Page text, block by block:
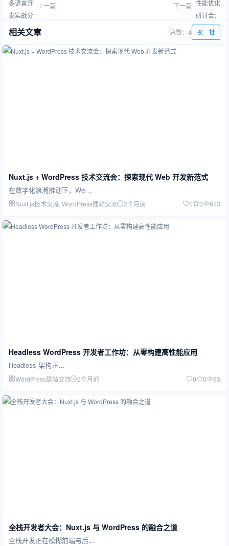
上一篇 下一篇
相关文章 总数：4 换一批
Nuxt.js + WordPress 技术交流会：探索现代 Web 开发新范式
在数字化浪潮推动下，We…
Nuxt.js技术交流 , WordPress建站交流 2个月前 0 0 973
Headless WordPress 开发者工作坊：从零构建高性能应用
Headless 架构正…
WordPress建站交流 2个月前 0 0 93
全栈开发者大会：Nuxt.js 与 WordPress 的融合之道
全栈开发正在模糊前端与后…